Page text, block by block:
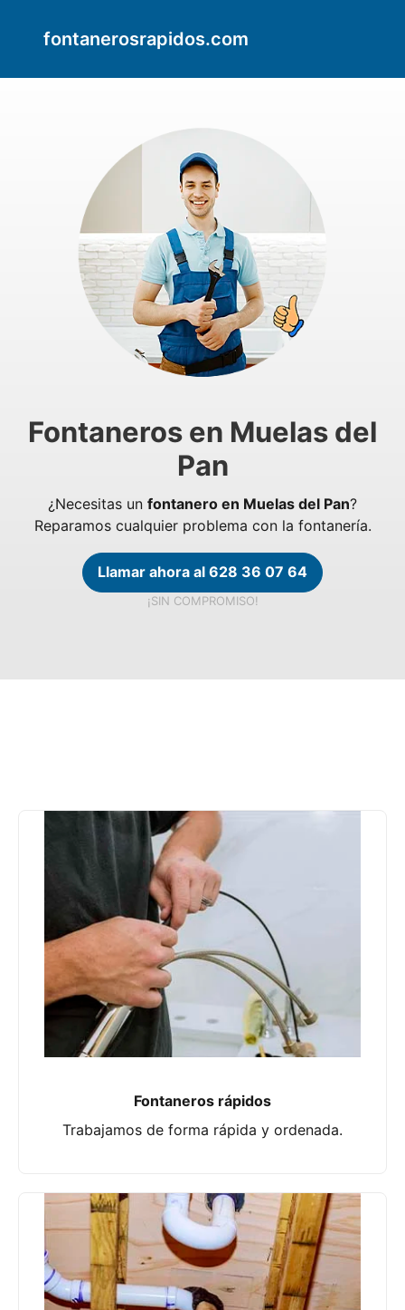
fontanerosrapidos.com
Fontaneros en Muelas del
Pan
¿Necesitas un fontanero en Muelas del Pan?
Reparamos cualquier problema con la fontanería.
Llamar ahora al 628 36 07 64
¡SIN COMPROMISO!
Fontaneros rápidos
Trabajamos de forma rápida y ordenada.